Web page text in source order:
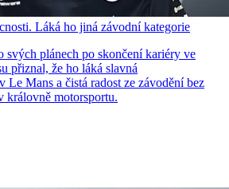
Láká ho jiná závodní kategorie
svých plánech po skončení kariéry ve
přiznal, že ho láká slavná
Le Mans a čistá radost ze závodění bez
královně motorsportu.